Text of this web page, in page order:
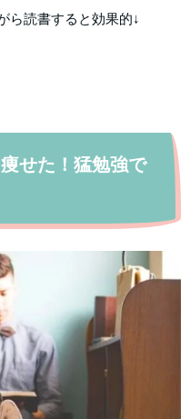
ら読書すると効果的↓
せた！猛勉強で